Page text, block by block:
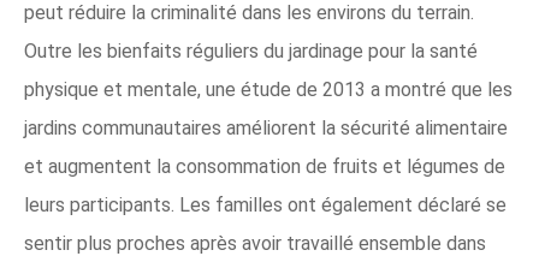
peut réduire la criminalité dans les environs du terrain.
Outre les bienfaits réguliers du jardinage pour la santé
physique et mentale, une étude de 2013 a montré que les
jardins communautaires améliorent la sécurité alimentaire
et augmentent la consommation de fruits et légumes de
leurs participants. Les familles ont également déclaré se
sentir plus proches après avoir travaillé ensemble dans